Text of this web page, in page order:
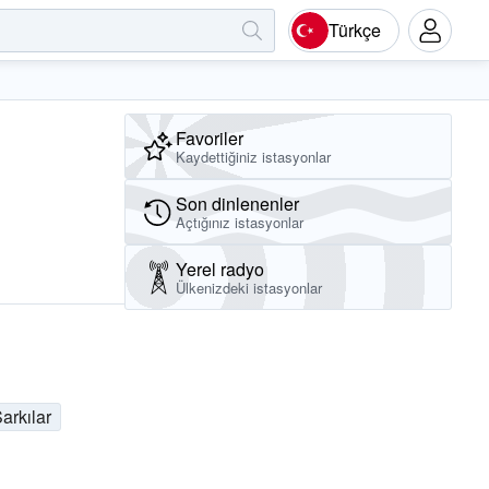
Türkçe
Favoriler
Kaydettiğiniz istasyonlar
Son dinlenenler
Açtığınız istasyonlar
Yerel radyo
Ülkenizdeki istasyonlar